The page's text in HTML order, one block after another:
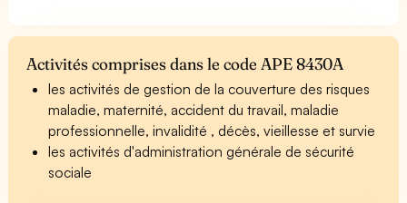
Activités comprises dans le code APE 8430A
les activités de gestion de la couverture des risques
maladie, maternité, accident du travail, maladie
professionnelle, invalidité , décès, vieillesse et survie
les activités d'administration générale de sécurité
sociale